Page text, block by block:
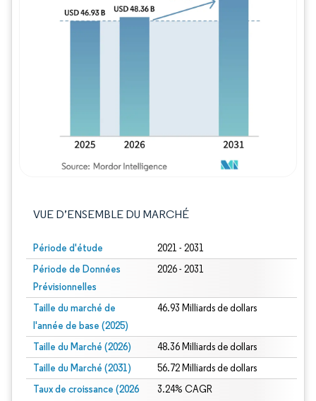
VUE D’ENSEMBLE DU MARCHÉ
Période d'étude 2021 - 2031
Période de Données
Prévisionnelles
2026 - 2031
Taille du marché de
l'année de base (2025)
46.93 Milliards de dollars
Taille du Marché (2026) 48.36 Milliards de dollars
Taille du Marché (2031) 56.72 Milliards de dollars
Taux de croissance (2026
3.24% CAGR